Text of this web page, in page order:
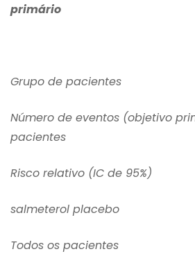
primário
Grupo de pacientes
Número de eventos (objetivo
pacientes
Risco relativo (IC de 95%)
salmeterol placebo
Todos os pacientes